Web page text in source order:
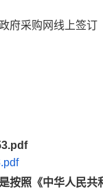
府采购网线上签订
按照《中华人民